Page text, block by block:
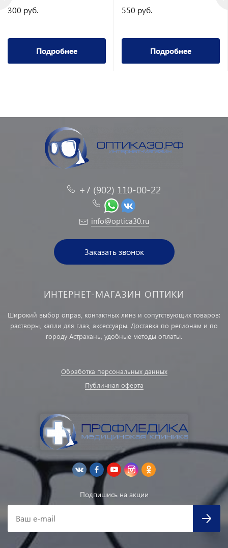
300 руб.
Подробнее
550 руб.
Подробнее
+7 (902) 110-00-22
info@optica30.ru
Заказать звонок
ИНТЕРНЕТ-МАГАЗИН ОПТИКИ
Широкий выбор оправ, контактных линз и сопутствующих товаров:
растворы, капли для глаз, аксессуары. Доставка по регионам и по
городу Астрахань, удобные методы оплаты.
Обработка персональных данных
Публичная оферта
Подпишись на акции
Ваш e-mail